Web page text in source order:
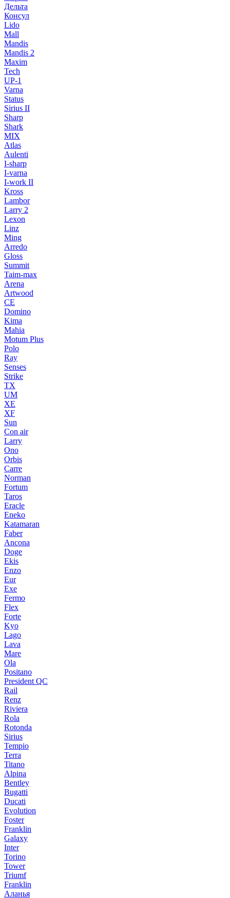
Дельта
Консул
Lido
Mall
Mandis
Mandis 2
Maxim
Tech
UP-1
Varna
Status
Sirius II
Sharp
Shark
MIX
Atlas
Aulenti
I-sharp
I-varna
I-work II
Kross
Lambor
Larry 2
Lexon
Linz
Ming
Arredo
Gloss
Summit
Taim-max
Arena
Artwood
CE
Domino
Kima
Mahia
Motum Plus
Polo
Ray
Senses
Strike
TX
UM
XE
XF
Sun
Con air
Larry
Ono
Orbis
Carre
Norman
Fortum
Taros
Eracle
Eneko
Katamaran
Faber
Ancona
Doge
Ekis
Enzo
Eur
Exe
Fermo
Flex
Forte
Kyo
Lago
Lava
Mare
Ola
Positano
President QC
Rail
Renz
Riviera
Rola
Rotonda
Sirius
Tempio
Terra
Titano
Alpina
Bentley
Bugatti
Ducati
Evolution
Foster
Franklin
Galaxy
Inter
Torino
Tower
Triumf
Franklin
Аланья